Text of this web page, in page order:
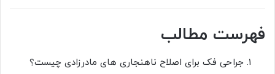
فهرست مطالب
جراحی فک برای اصلاح ناهنجاری های مادرزادی چیست؟